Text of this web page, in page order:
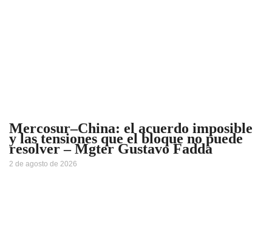
Mercosur–China: el acuerdo imposible
y las tensiones que el bloque no puede
resolver – Mgter Gustavo Fadda
2 de agosto de 2026